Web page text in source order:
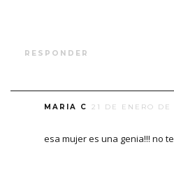
RESPONDER
MARIA C 21 DE ENERO DE
esa mujer es una genia!!! no